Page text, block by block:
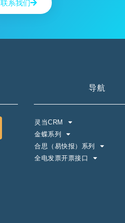
联系我们
导航
灵当CRM
金蝶系列
合思（易快报）系列
全电发票开票接口